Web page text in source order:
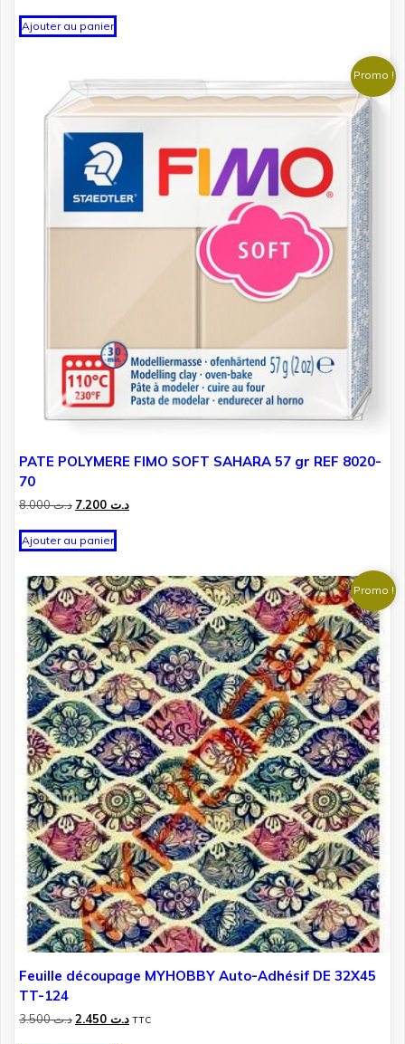
Ajouter au panier
Promo !
PATE POLYMERE FIMO SOFT SAHARA 57 gr REF 8020-
70
د.ت8.000
Le
initial
était :
د.تLe
Ajouter au panier
Promo !
Feuille découpage MYHOBBY Auto-Adhésif DE 32X45
TT-124
د.ت3.500
Le
د.تLe
TTC